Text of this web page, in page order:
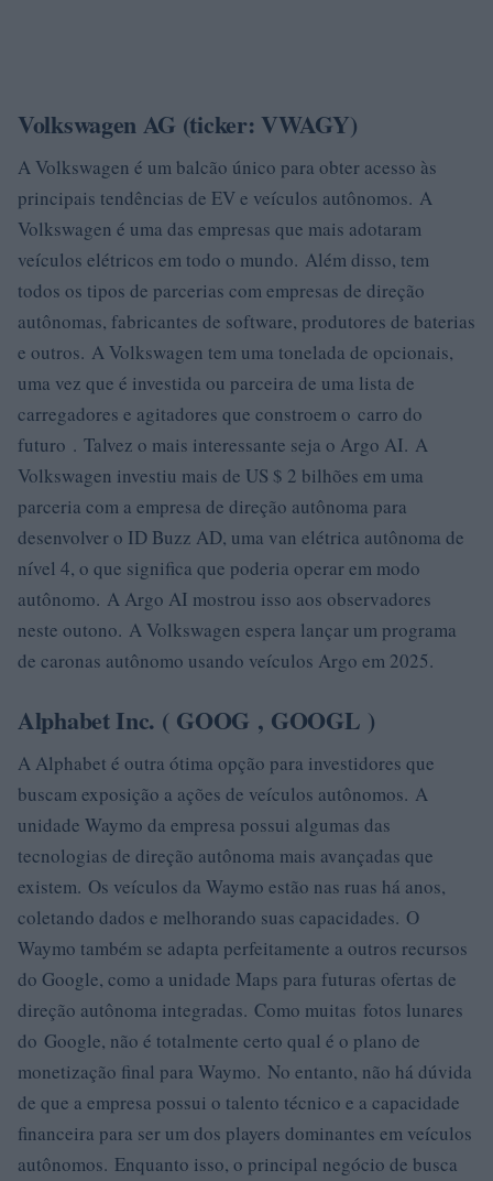
Volkswagen AG (ticker: VWAGY)
A Volkswagen é um balcão único para obter acesso às
principais tendências de EV e veículos autônomos. A
Volkswagen é uma das empresas que mais adotaram
veículos elétricos em todo o mundo. Além disso, tem
todos os tipos de parcerias com empresas de direção
autônomas, fabricantes de software, produtores de baterias
e outros. A Volkswagen tem uma tonelada de opcionais,
uma vez que é investida ou parceira de uma lista de
carregadores e agitadores que constroem o carro do
futuro . Talvez o mais interessante seja o Argo AI. A
Volkswagen investiu mais de US $ 2 bilhões em uma
parceria com a empresa de direção autônoma para
desenvolver o ID Buzz AD, uma van elétrica autônoma de
nível 4, o que significa que poderia operar em modo
autônomo. A Argo AI mostrou isso aos observadores
neste outono. A Volkswagen espera lançar um programa
de caronas autônomo usando veículos Argo em 2025.
Alphabet Inc. ( GOOG , GOOGL )
A Alphabet é outra ótima opção para investidores que
buscam exposição a ações de veículos autônomos. A
unidade Waymo da empresa possui algumas das
tecnologias de direção autônoma mais avançadas que
existem. Os veículos da Waymo estão nas ruas há anos,
coletando dados e melhorando suas capacidades. O
Waymo também se adapta perfeitamente a outros recursos
do Google, como a unidade Maps para futuras ofertas de
direção autônoma integradas. Como muitas fotos lunares
do Google, não é totalmente certo qual é o plano de
monetização final para Waymo. No entanto, não há dúvida
de que a empresa possui o talento técnico e a capacidade
financeira para ser um dos players dominantes em veículos
autônomos. Enquanto isso, o principal negócio de busca